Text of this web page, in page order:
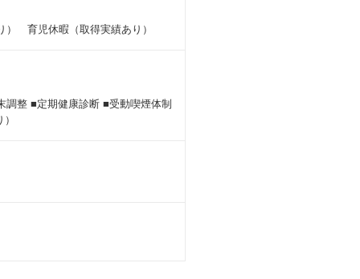
） 育児休暇（取得実績あり）
整 ■定期健康診断 ■受動喫煙体制